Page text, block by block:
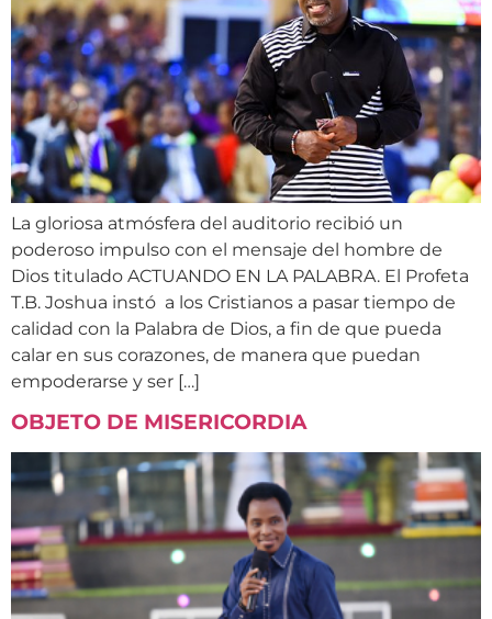
La gloriosa atmósfera del auditorio recibió un
poderoso impulso con el mensaje del hombre de
Dios titulado ACTUANDO EN LA PALABRA. El Profeta
T.B. Joshua instó a los Cristianos a pasar tiempo de
calidad con la Palabra de Dios, a fin de que pueda
calar en sus corazones, de manera que puedan
empoderarse y ser […]
OBJETO DE MISERICORDIA